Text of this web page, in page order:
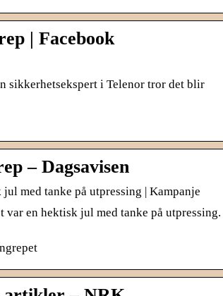
| Facebook
sikkerhetsekspert i Telenor tror det blir
– Dagsavisen
med tanke på utpressing | Kampanje
en hektisk jul med tanke på utpressing.